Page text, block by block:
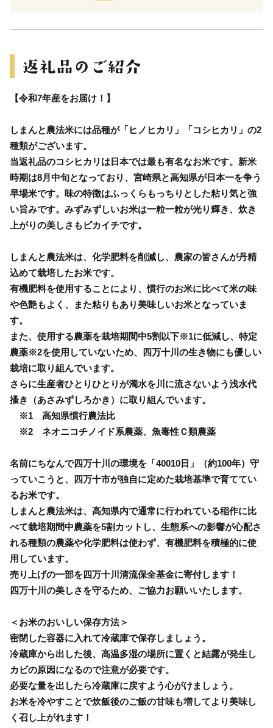
【令和7年産をお届け！】
しまんと農法米には品種が「ヒノヒカリ」「コシヒカリ」の2
種類がございます。
当返礼品のコシヒカリは日本では最も有名なお米です。新米
時期は8月中旬となっており、宮崎県と高知県が日本一を争う
早場米です。味の特徴はふっくらもっちりとした粘り気と強
い旨みです。みずみずしいお米は一粒一粒が光り輝き、炊き
上がりの美しさもピカイチです。
しまんと農法米は、化学肥料を削減し、農家の皆さんが丹精
込めて栽培したお米です。
有機肥料を使用することにより、慣行のお米に比べて米の味
や色艶もよく、また粘りもあり美味しいお米となっていま
す。
また、使用する農薬を栽培期間中5割以下※1に低減し、特定
農薬※2を使用していないため、四万十川の生き物にも優しい
栽培に取り組んでいます。
さらに生産者ひとりひとりが濁水を川に流さないよう浅水代
搔き（あさみずしろかき）に取り組んでいます。
※1 高知県慣行農法比
※2 ネオニコチノイド系農薬、魚毒性Ｃ類農薬
名前にちなんで四万十川の環境を「40010日」（約100年）守
っていこうと、四万十市が独自に定めた栽培基準で育ててい
るお米です。
しまんと農法米は、高知県内で通常に行われている稲作に比
べて栽培期間中農薬を5割カットし、生態系への影響が心配さ
れる種類の農薬や化学肥料は使わず、有機肥料を積極的に使
用しています。
売り上げの一部を四万十川清流保全基金に寄付します！
四万十川の美しさを守るため、ご協力お願いいたします。
＜お米のおいしい保存方法＞
密閉した容器に入れて冷蔵庫で保存しましょう。
冷蔵庫から出した後、高温多湿の場所に置くと結露が発生し
カビの原因になるので注意が必要です。
必要な量を出したら冷蔵庫に戻すよう心がけましょう。
お米を冷やすことで炊飯後のご飯の甘味も増してより美味し
く召し上がれます！